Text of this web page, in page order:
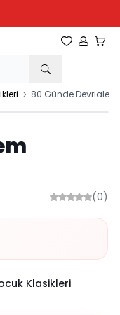
Favorilerim
Hesabım
80 Günde Devrialem
(0)
Klasikleri